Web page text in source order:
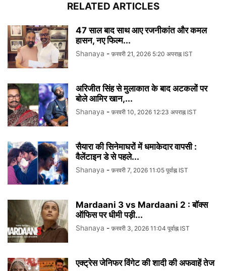
RELATED ARTICLES
47 साल बाद साथ आए रजनीकांत और कमल
हासन, नए फिल्म...
Shanaya - फ़रवरी 21, 2026 5:20 अपराह्न IST
अरिजीत सिंह से मुलाकात के बाद अटकलों पर
बोले आमिर खान,...
Shanaya - फ़रवरी 10, 2026 12:23 अपराह्न IST
सैयारा की सिनेमाघरों में धमाकेदार वापसी :
वैलेंटाइन डे से पहले...
Shanaya - फ़रवरी 7, 2026 11:05 पूर्वाह्न IST
Mardaani 3 vs Mardaani 2 : बॉक्स
ऑफिस पर धीमी पड़ी...
Shanaya - फ़रवरी 3, 2026 11:04 पूर्वाह्न IST
एक्ट्रेस जेनिफर विंगेट की शादी की अफवाहें तेज